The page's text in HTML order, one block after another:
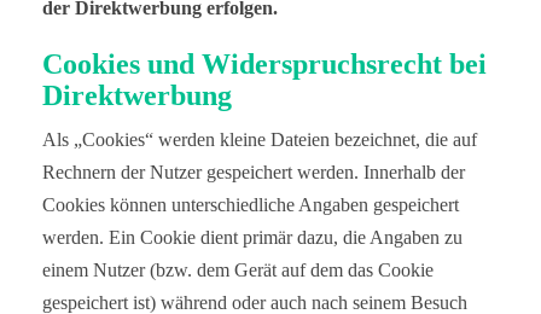
der Direktwerbung erfolgen.
Cookies und Widerspruchsrecht bei
Direktwerbung
Als „Cookies“ werden kleine Dateien bezeichnet, die auf
Rechnern der Nutzer gespeichert werden. Innerhalb der
Cookies können unterschiedliche Angaben gespeichert
werden. Ein Cookie dient primär dazu, die Angaben zu
einem Nutzer (bzw. dem Gerät auf dem das Cookie
gespeichert ist) während oder auch nach seinem Besuch